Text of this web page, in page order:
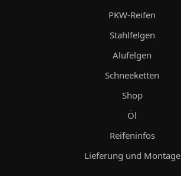
PKW-Reifen
Stahlfelgen
Alufelgen
Schneeketten
Shop
Öl
Reifeninfos
Lieferung und Montage